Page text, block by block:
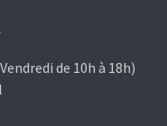
de 10h à 18h)